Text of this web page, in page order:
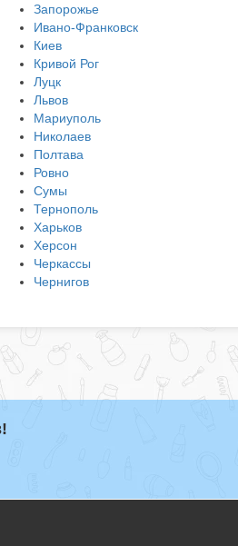
Запорожье
Ивано-Франковск
Киев
Кривой Рог
Луцк
Львов
Мариуполь
Николаев
Полтава
Ровно
Сумы
Тернополь
Харьков
Херсон
Черкассы
Чернигов